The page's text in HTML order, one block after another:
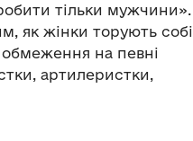
тільки мужчини».
як жінки торують собі
на певні
артилеристки,